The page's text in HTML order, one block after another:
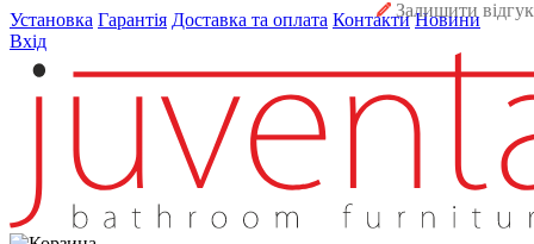
Установка Гарантія Доставка та оплата Контакти Новини
Вхід
Залишити відгук